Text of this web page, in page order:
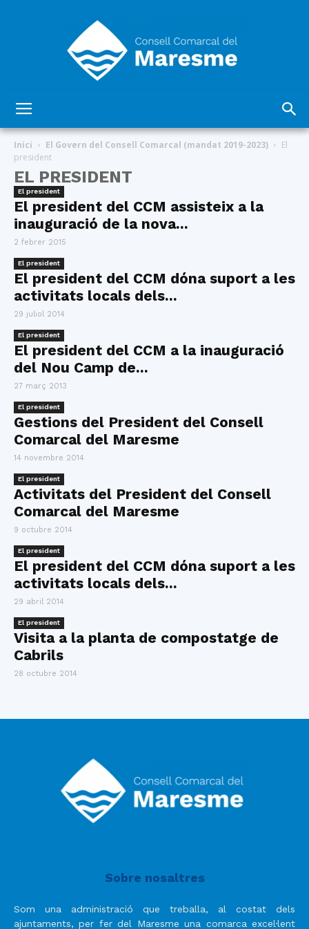
Inici El Govern del Consell Comarcal (mandat 2019-2023)
El
president
EL PRESIDENT
El president
El president del CCM assisteix a la
inauguració de la nova...
2 febrer 2015
El president
El president del CCM dóna suport a les
activitats locals dels...
29 juliol 2014
El president
El president del CCM a la inauguració
del Nou Camp de...
27 març 2013
El president
Gestions del President del Consell
Comarcal del Maresme
14 novembre 2014
El president
Activitats del President del Consell
Comarcal del Maresme
9 octubre 2014
El president
El president del CCM dóna suport a les
activitats locals dels...
29 abril 2014
El president
Visita a la planta de compostatge de
Cabrils
28 octubre 2014
Sobre nosaltres
Som una administració que treballa, al costat dels
ajuntaments, per fer del Maresme una comarca excel·lent